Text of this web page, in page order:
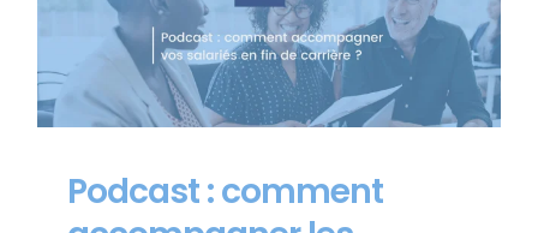
Podcast : comment